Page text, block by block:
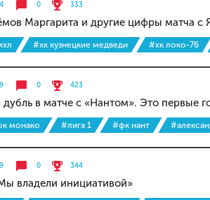
0 333
Маргарита и другие цифры матча с
#хк кузнецкие медведи #хк локо-76
0 423
дубль в матче с «Нантом». Это первые
монако #лига 1 #фк нант
0 344
владели инициативой»